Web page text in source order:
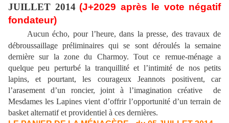
JUILLET 2014 (J+2029 après le vote négatif
fondateur)
Aucun écho, pour l’heure, dans la presse, des travaux de
débroussaillage préliminaires qui se sont déroulés la semaine
dernière sur la zone du Charmoy. Tout ce remue-ménage a
quelque peu perturbé la tranquillité et l’intimité de nos petits
lapins, et pourtant, les courageux Jeannots positivent, car
l’arasement d’un roncier, joint à l’imagination créative
de
Mesdames les Lapines vient d’offrir l’opportunité d’un terrain de
basket alternatif et providentiel à ces dernières.